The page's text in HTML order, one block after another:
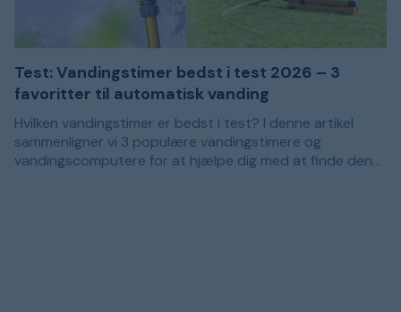
Test: Vandingstimer bedst i test 2026 – 3
favoritter til automatisk vanding
Hvilken vandingstimer er bedst i test? I denne artikel
sammenligner vi 3 populære vandingstimere og
vandingscomputere for at hjælpe dig med at finde den